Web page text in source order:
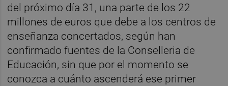
del próximo día 31, una parte de los 22
millones de euros que debe a los centros de
enseñanza concertados, según han
confirmado fuentes de la Conselleria de
Educación, sin que por el momento se
conozca a cuánto ascenderá ese primer